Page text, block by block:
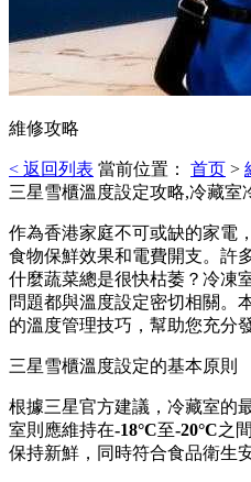
維修攻略
< 返回列表 當前位置： 首页 >
三星雪櫃溫度設定攻略,冷藏室
作為香港家庭不可或缺的家電
食物保鮮效果和電費開支。許
什麼蔬菜總是很快枯萎？冷凍
問題都與溫度設定密切相關。
的溫度管理技巧，幫助您充分
三星雪櫃溫度設定的基本原則
根據三星官方建議，冷藏室的
室則應維持在-18°C至-20°C之
保持新鮮，同時符合食品衛生